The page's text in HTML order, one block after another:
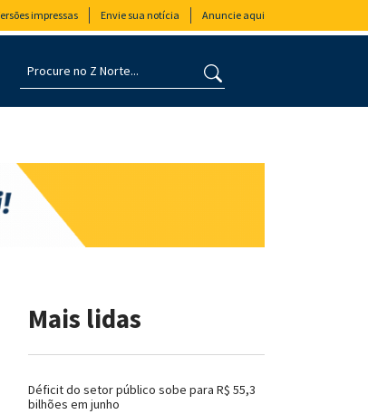
impressas Envie sua notícia Anuncie aqui
Mais lidas
Déficit do setor público sobe para R$ 55,3
bilhões em junho